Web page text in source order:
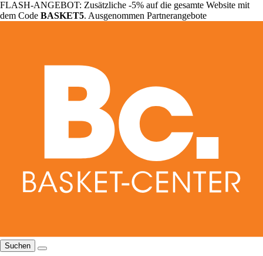
FLASH-ANGEBOT: Zusätzliche -5% auf die gesamte Website mit
dem Code BASKET5. Ausgenommen Partnerangebote
Suchen